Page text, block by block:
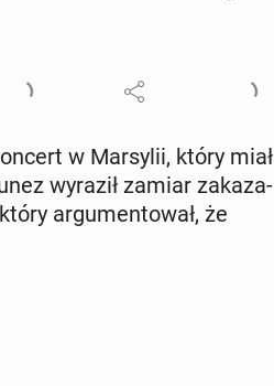
w Mar­sy­lii, który miał
wyraził zamiar za­ka­za­
ar­gu­men­to­wał, że